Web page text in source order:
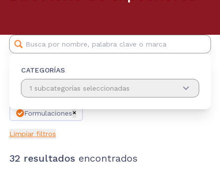
CATEGORÍAS
1 subcategorías seleccionadas
Formulaciones✕
Limpiar filtros
32 resultados encontrados